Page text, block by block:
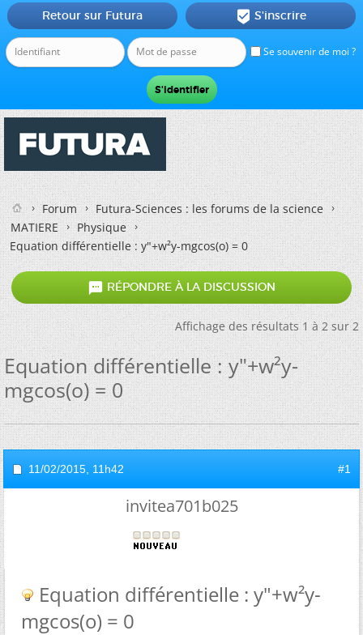
Se souvenir de moi ?
Retour sur Futura  S'inscrire
Forum
Futura-Sciences : les forums de la science
MATIERE
Physique
Equation différentielle : y"+w²y-mgcos(o) = 0
 RÉPONDRE À LA DISCUSSION
Affichage des résultats 1 à 2 sur 2
Equation différentielle : y"+w²y-
mgcos(o) = 0
11/02/2015, 11h42 #1
invitea701b025
Equation différentielle : y"+w²y-
mgcos(o) = 0